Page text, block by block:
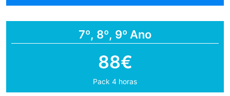
7º, 8º, 9º Ano
88€
Pack 4 horas